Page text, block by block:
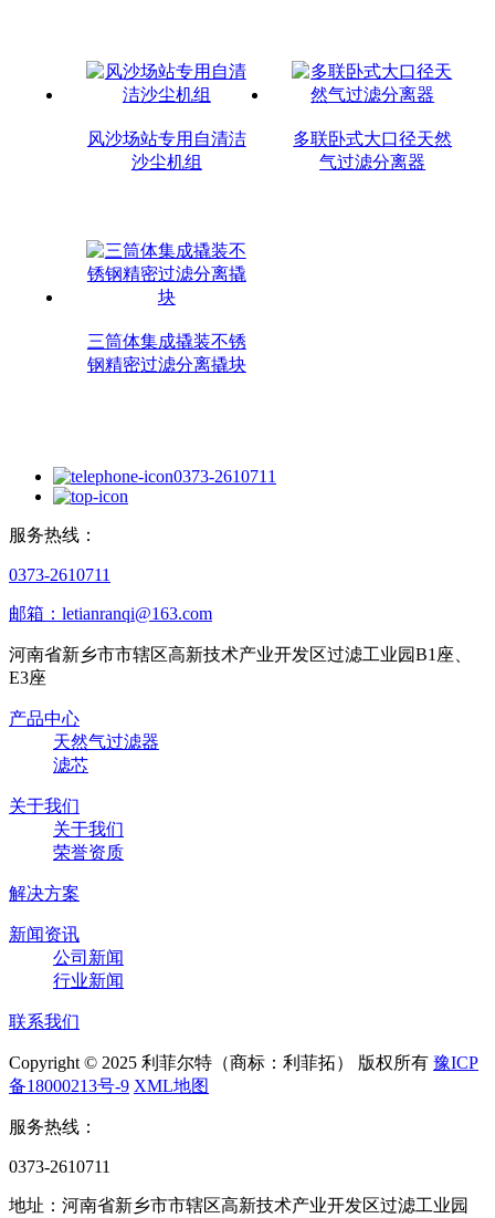
风沙场站专用自清洁
沙尘机组
多联卧式大口径天然
气过滤分离器
三筒体集成撬装不锈
钢精密过滤分离撬块
0373-2610711
服务热线：
0373-2610711
邮箱：letianranqi@163.com
河南省新乡市市辖区高新技术产业开发区过滤工业园B1座、
E3座
产品中心
天然气过滤器
滤芯
关于我们
关于我们
荣誉资质
解决方案
新闻资讯
公司新闻
行业新闻
联系我们
Copyright © 2025 利菲尔特（商标：利菲拓） 版权所有 豫ICP
备18000213号-9 XML地图
服务热线：
0373-2610711
地址：河南省新乡市市辖区高新技术产业开发区过滤工业园